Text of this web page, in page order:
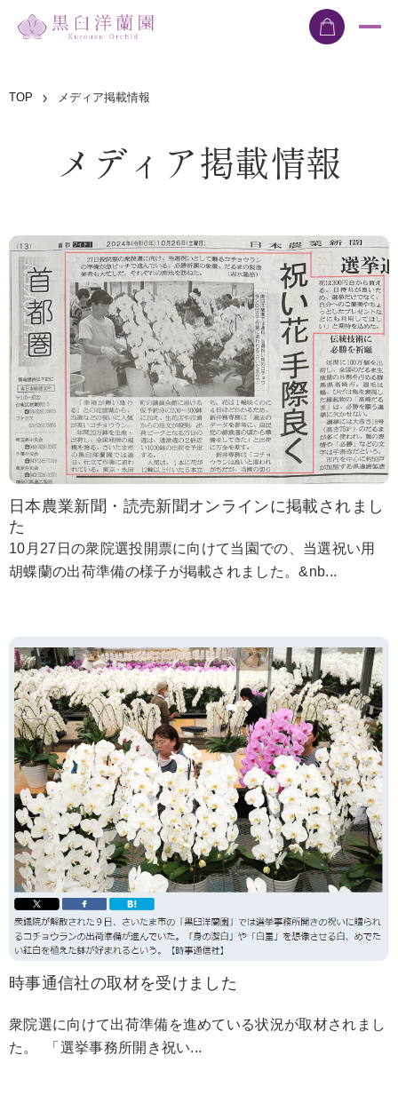
TOP メディア掲載情報
メディア掲載情報
日本農業新聞・読売新聞オンラインに掲載されまし
た
10月27日の衆院選投開票に向けて当園での、当選祝い用
胡蝶蘭の出荷準備の様子が掲載されました。&nb...
時事通信社の取材を受けました
衆院選に向けて出荷準備を進めている状況が取材されまし
た。 「選挙事務所開き祝い...